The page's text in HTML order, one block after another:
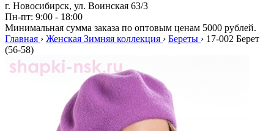
г. Новосибирск, ул. Воинская 63/3
Пн-пт: 9:00 - 18:00
Минимальная сумма заказа по оптовым ценам 5000 рублей.
Главная › Женская Зимняя коллекция › Береты › 17-002 Берет
(56-58)